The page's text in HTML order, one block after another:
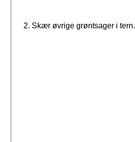
Skær øvrige grøntsager i tern.